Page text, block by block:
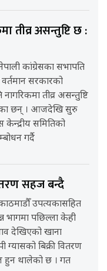
तीव्र असन्तुष्टि छ :
कांग्रेसका सभापति
सरकारको
नागरिकमा तीव्र असन्तुष्टि
छन् । आजदेखि सुरु
केन्द्रीय समितिको
गर्दै
सहज बन्दै
उपत्यकासहित
भागमा पछिल्ला केही
देखिएको खाना
ग्यासको बिक्री वितरण
हुन थालेको छ । गत